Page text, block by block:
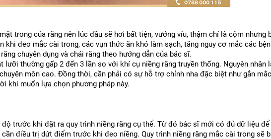
trong của răng nên lúc đầu sẽ hơi bất tiện, vướng víu, thậm chí là cộm nhưng
đeo mắc cài trong, các vụn thức ăn khó làm sạch, tăng nguy cơ mắc các
chuyên dụng và chải răng theo hướng dẫn của bác sĩ.
thường gấp 2 đến 3 lần so với khí cụ niềng răng truyền thống. Nguyên nhân
môn cao. Đồng thời, cần phải có sự hỗ trợ chỉnh nha đặc biệt như gắn
khi muốn lựa chọn phương pháp này.
trước khi đặt ra quy trình niềng răng cụ thể. Từ đó bác sĩ mới có đủ dữ liệu
điều trị dứt điểm trước khi đeo niềng. Quy trình niềng răng mắc cài trong sẽ